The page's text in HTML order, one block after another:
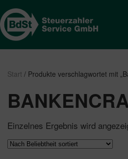
Start / Produkte verschlagwortet mit
Einzelnes Ergebnis wird